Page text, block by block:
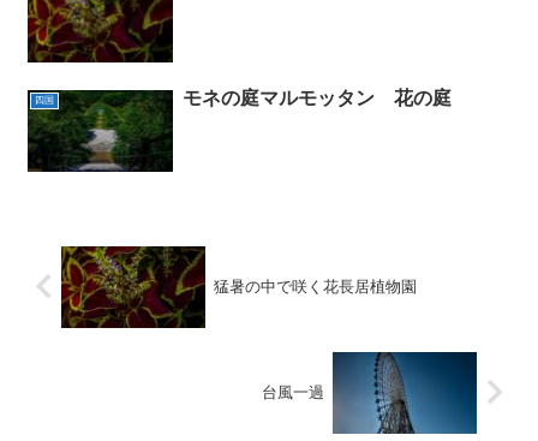
四国 モネの庭マルモッタン 花の庭
猛暑の中で咲く花長居植物園
台風一過